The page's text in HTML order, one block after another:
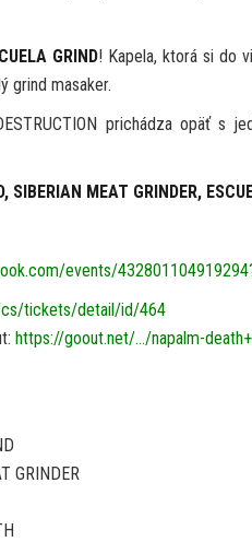
GRIND! Kapela, ktorá si do
grind masaker.
prichádza opäť
SIBERIAN MEAT GRINDER,
events/
tickets/detail/id/464
https://goout.net/…/napalm-
GRINDER